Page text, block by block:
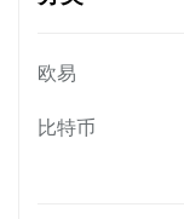
欧易
比特币